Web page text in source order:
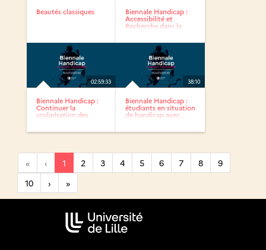
Beautés classiques
Biennale Handicap :
Accessibilité et
Recherche dans la
02:59:33
Biennale Handicap :
Continuer la
scolarisation des
38:10
Biennale Handicap :
étudiants en situation
de handicap avec...
« ‹ 1 2 3 4 5 6 7 8
9
10
› »